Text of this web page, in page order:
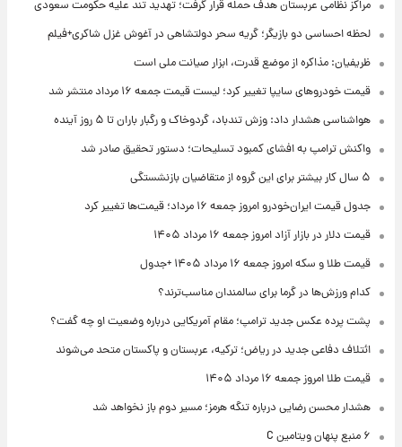
مراکز نظامی عربستان هدف حمله قرار گرفت؛ تهدید تند علیه حکومت سعودی
لحظه احساسی دو بازیگر؛ گریه سحر دولتشاهی در آغوش غزل شاکری+فیلم
ظریفیان: مذاکره از موضع قدرت، ابزار صیانت ملی است
قیمت خودروهای سایپا تغییر کرد؛ لیست قیمت جمعه ۱۶ مرداد منتشر شد
هواشناسی هشدار داد: وزش تندباد، گردوخاک و رگبار باران تا ۵ روز آینده
واکنش ترامپ به افشای کمبود تسلیحات؛ دستور تحقیق صادر شد
۵ سال کار بیشتر برای این گروه از متقاضیان بازنشستگی
جدول قیمت ایران‌خودرو امروز جمعه ۱۶ مرداد؛ قیمت‌ها تغییر کرد
قیمت دلار در بازار آزاد امروز جمعه ۱۶ مرداد ۱۴۰۵
قیمت طلا و سکه امروز جمعه ۱۶ مرداد ۱۴۰۵ +جدول
کدام ورزش‌ها در گرما برای سالمندان مناسب‌ترند؟
پشت پرده عکس جدید ترامپ؛ مقام آمریکایی درباره وضعیت او چه گفت؟
ائتلاف دفاعی جدید در ریاض؛ ترکیه، عربستان و پاکستان متحد می‌شوند
قیمت طلا امروز جمعه ۱۶ مرداد ۱۴۰۵
هشدار محسن رضایی درباره تنگه هرمز؛ مسیر دوم باز نخواهد شد
۶ منبع پنهان ویتامین C